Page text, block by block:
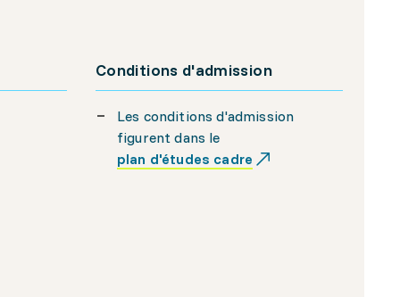
Conditions d'admission
Les conditions d'admission
figurent dans le
plan d'études cadre